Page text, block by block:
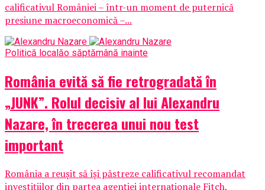
calificativul României – într-un moment de puternică
presiune macroeconomică –...
Politică localăo săptămână inainte
România evită să fie retrogradată în
„JUNK”. Rolul decisiv al lui Alexandru
Nazare, în trecerea unui nou test
important
România a reușit să își păstreze calificativul recomandat
investițiilor din partea agenției internaționale Fitch,